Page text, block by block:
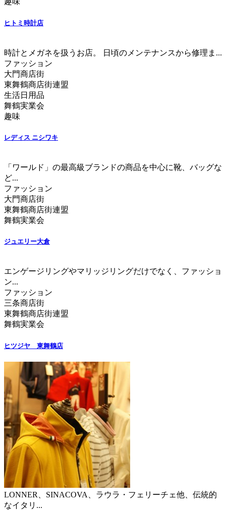
ヒトミ時計店
時計とメガネを扱うお店。 日頃のメンテナンスから修理ま...
ファッション
大門商店街
東舞鶴商店街連盟
生活日用品
舞鶴実業会
趣味
レディス ニシワキ
「ワールド」の最高級ブランドの商品を中心に靴、バッグな
ど...
ファッション
大門商店街
東舞鶴商店街連盟
舞鶴実業会
ジュエリー大倉
エンゲージリングやマリッジリングだけでなく、ファッショ
ン...
ファッション
三条商店街
東舞鶴商店街連盟
舞鶴実業会
ヒツジヤ 東舞鶴店
LONNER、SINACOVA、ラウラ・フェリーチェ他、伝統的
なイタリ...